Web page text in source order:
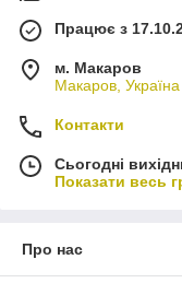
Працює з
м. Макаров
Макаров, Україна
Контакти
Сьогодні
Показати весь
Про нас